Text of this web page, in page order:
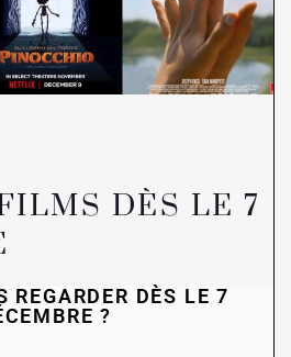
DÈS LE 7
REGARDER DÈS LE 7
?